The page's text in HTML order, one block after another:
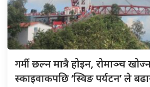
गर्मीछल्न मात्रै होइन, रोमाञ्च
स्काइवाकपछि ‘स्विङ पर्यटन’ ले